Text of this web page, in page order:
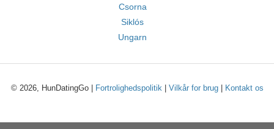
Csorna
Siklós
Ungarn
© 2026, HunDatingGo | Fortrolighedspolitik| Vilkår for brug| Kontakt os